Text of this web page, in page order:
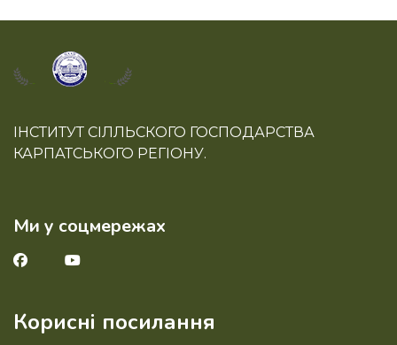
ІНСТИТУТ СІЛЛЬСКОГО ГОСПОДАРСТВА
КАРПАТСЬКОГО РЕГІОНУ.
Ми у соцмережах
Корисні посилання